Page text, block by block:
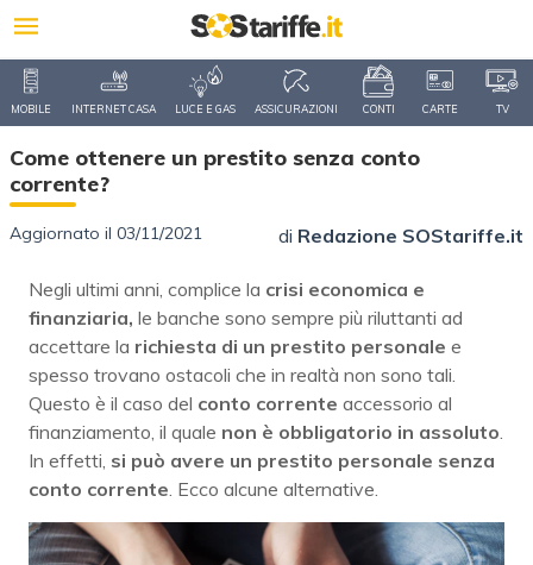
MOBILE INTERNET CASA LUCE E GAS ASSICURAZIONI CONTI CARTE TV
Come ottenere un prestito senza conto
corrente?
Aggiornato il 03/11/2021 di Redazione SOStariffe.it
Negli ultimi anni, complice la crisi economica e
finanziaria, le banche sono sempre più riluttanti ad
accettare la richiesta di un prestito personale e
spesso trovano ostacoli che in realtà non sono tali.
Questo è il caso del conto corrente accessorio al
finanziamento, il quale non è obbligatorio in assoluto.
In effetti, si può avere un prestito personale senza
conto corrente. Ecco alcune alternative.